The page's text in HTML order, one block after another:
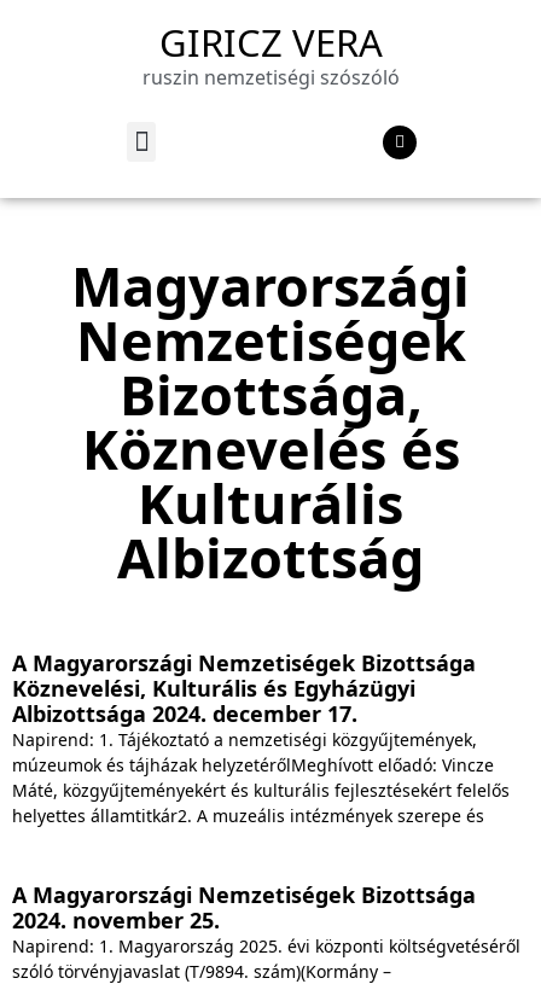
GIRICZ VERA
ruszin nemzetiségi szószóló
Magyarországi
Nemzetiségek
Bizottsága,
Köznevelés és
Kulturális
Albizottság
A Magyarországi Nemzetiségek Bizottsága
Köznevelési, Kulturális és Egyházügyi
Albizottsága 2024. december 17.
Napirend: 1. Tájékoztató a nemzetiségi közgyűjtemények,
múzeumok és tájházak helyzetérőlMeghívott előadó: Vincze
Máté, közgyűjteményekért és kulturális fejlesztésekért felelős
helyettes államtitkár2. A muzeális intézmények szerepe és
A Magyarországi Nemzetiségek Bizottsága
2024. november 25.
Napirend: 1. Magyarország 2025. évi központi költségvetéséről
szóló törvényjavaslat (T/9894. szám)(Kormány –